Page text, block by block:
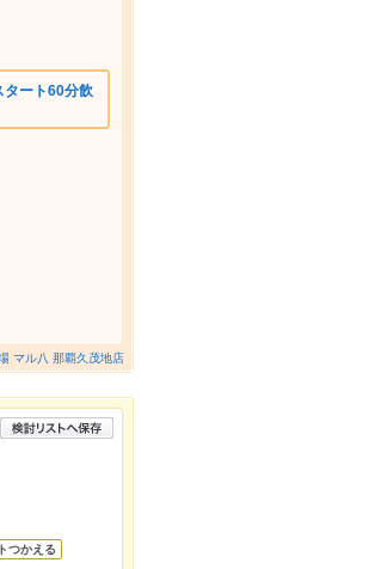
タート60分飲
マル八 那覇久茂地店
つかえる